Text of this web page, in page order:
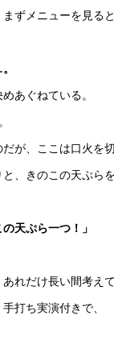
ずメニューを見ると
あぐねている。
が、ここは口火を
、きのこの天ぷらを
天ぷら一つ！」
れだけ長い間考えて
打ち実演付きで、